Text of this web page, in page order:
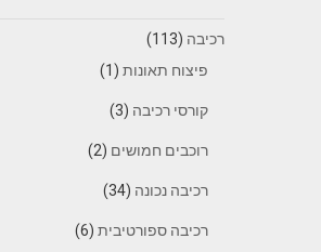
רכיבה (113)
פיצוח תאונות(1)
קורסי רכיבה (3)
רוכבים חמושים (2)
רכיבה נכונה (34)
רכיבה ספורטיבית(6)